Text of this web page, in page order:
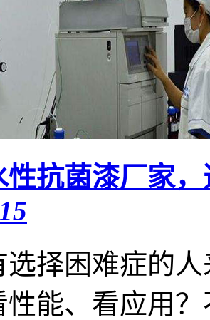
性抗菌漆厂家
选择困难症的
性能、看应用